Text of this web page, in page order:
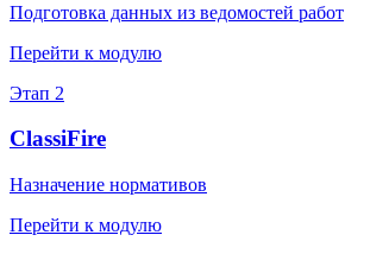
Подготовка данных из ведомостей работ
Перейти к модулю
Этап 2
ClassiFire
Назначение нормативов
Перейти к модулю